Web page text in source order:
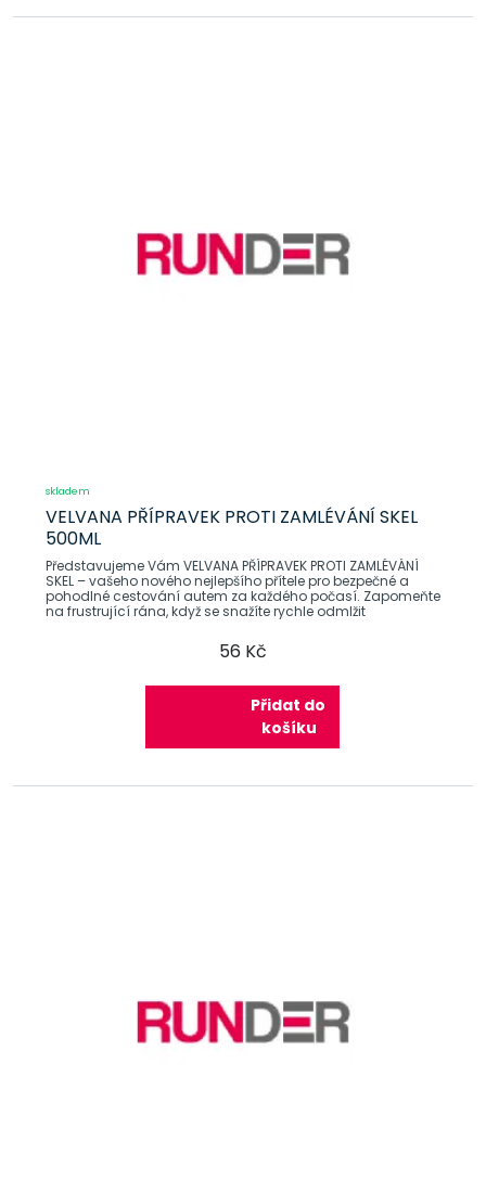
skladem
VELVANA PŘÍPRAVEK PROTI ZAMLÉVÁNÍ SKEL
500ML
Představujeme Vám VELVANA PŘÍPRAVEK PROTI ZAMLÉVÁNÍ
SKEL – vašeho nového nejlepšího přítele pro bezpečné a
pohodlné cestování autem za každého počasí. Zapomeňte
na frustrující rána, když se snažíte rychle odmlžit
56 Kč
Přidat do
košíku